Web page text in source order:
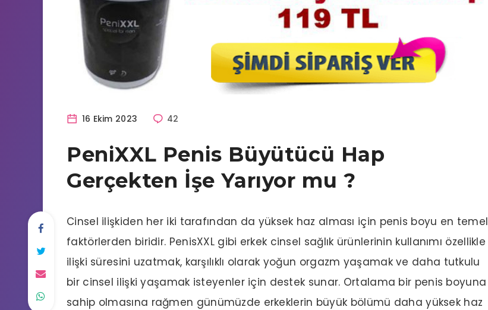
16 Ekim 2023 42
PeniXXL Penis Büyütücü Hap
Gerçekten İşe Yarıyor mu ?
Cinsel ilişkiden her iki tarafından da yüksek haz alması için penis boyu en temel
faktörlerden biridir. PenisXXL gibi erkek cinsel sağlık ürünlerinin kullanımı özellikle
ilişki süresini uzatmak, karşılıklı olarak yoğun orgazm yaşamak ve daha tutkulu
bir cinsel ilişki yaşamak isteyenler için destek sunar. Ortalama bir penis boyuna
sahip olmasına rağmen günümüzde erkeklerin büyük bölümü daha yüksek haz